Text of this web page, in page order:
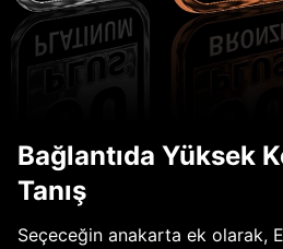
Bağlantıda Yüksek
Tanış
Seçeceğin anakarta ek olarak,